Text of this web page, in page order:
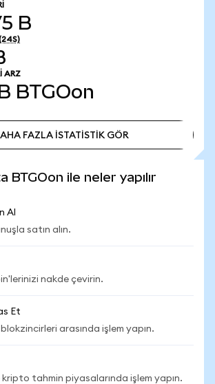
B
ARZ
BTGOon
FAZLA İSTATİSTİK GÖR
BTGOon ile neler yapılır
Al
satın alın.
nakde çevirin.
Et
arasında işlem yapın.
kripto tahmin piyasalarında işlem yapın.